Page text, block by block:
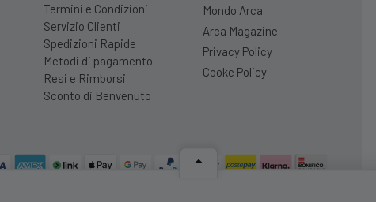
Termini e Condizioni
Servizio Clienti
Spedizioni Rapide
Metodi di pagamento
Resi e Rimborsi
Sconto di Benvenuto
Mondo Arca
Arca Magazine
Privacy Policy
Cooke Policy